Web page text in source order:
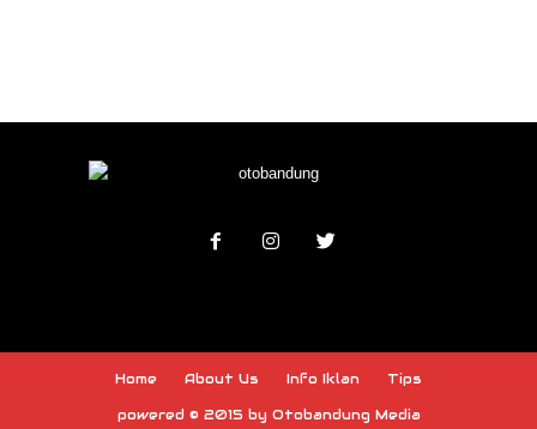
Home About Us Info Iklan Tips
powered © 2015 by Otobandung Media